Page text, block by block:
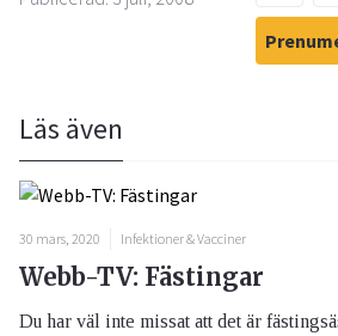
Läs även
30 mars, 2020 Infektioner & Vacciner
Webb-TV: Fästingar
Du har väl inte missat att det är